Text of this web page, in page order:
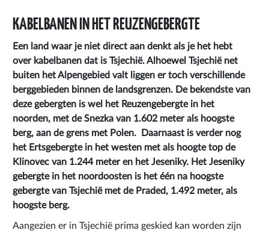
KABELBANEN IN HET REUZENGEBERGTE
Een land waar je niet direct aan denkt als je het hebt
over kabelbanen dat is Tsjechië. Alhoewel Tsjechië net
buiten het Alpengebied valt liggen er toch verschillende
berggebieden binnen de landsgrenzen. De bekendste van
deze gebergten is wel het Reuzengebergte in het
noorden, met de Snezka van 1.602 meter als hoogste
berg, aan de grens met Polen. Daarnaast is verder nog
het Ertsgebergte in het westen met als hoogte top de
Klinovec van 1.244 meter en het Jeseniky. Het Jeseniky
gebergte in het noordoosten is het één na hoogste
gebergte van Tsjechië met de Praded, 1.492 meter, als
hoogste berg.
Aangezien er in Tsjechië prima geskied kan worden zijn